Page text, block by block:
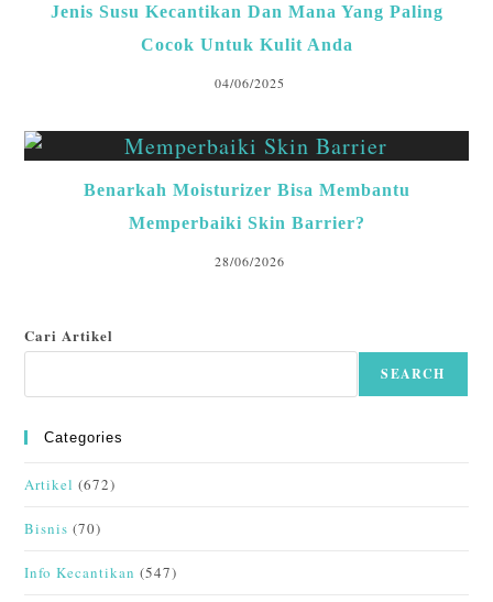
Jenis Susu Kecantikan Dan Mana Yang Paling
Cocok Untuk Kulit Anda
04/06/2025
Benarkah Moisturizer Bisa Membantu
Memperbaiki Skin Barrier?
28/06/2026
Cari Artikel
SEARCH
Categories
Artikel (672)
Bisnis (70)
Info Kecantikan (547)